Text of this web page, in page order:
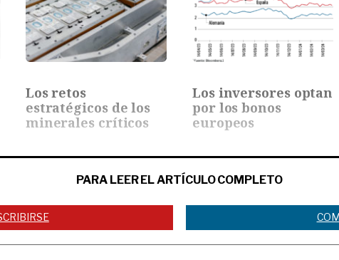
Los retos
estratégicos de los
minerales críticos
Los inversores optan
por los bonos
europeos
PARA LEER EL ARTÍCULO COMPLETO